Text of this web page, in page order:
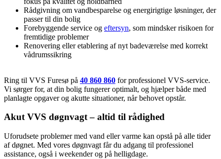
Rådgivning om vandbesparelse og energirigtige løsninger, der
passer til din bolig
Forebyggende service og eftersyn, som mindsker risikoen for
fremtidige problemer
Renovering eller etablering af nyt badeværelse med korrekt
vådrumssikring
Ring til VVS Furesø på 40 860 860 for professionel VVS-service.
Vi sørger for, at din bolig fungerer optimalt, og hjælper både med
planlagte opgaver og akutte situationer, når behovet opstår.
Akut VVS døgnvagt – altid til rådighed
Uforudsete problemer med vand eller varme kan opstå på alle tider
af døgnet. Med vores døgnvagt får du adgang til professionel
assistance, også i weekender og på helligdage.